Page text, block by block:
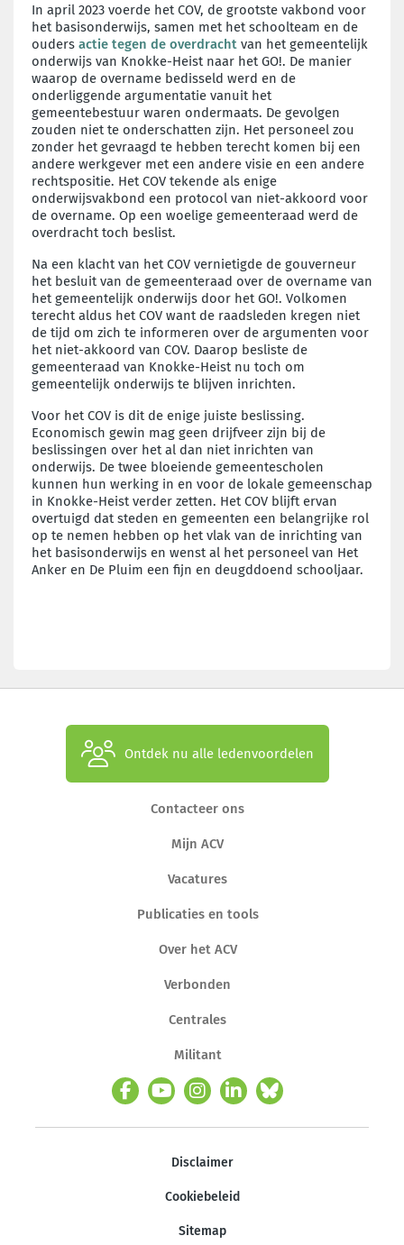
In april 2023 voerde het COV, de grootste vakbond voor
het basisonderwijs, samen met het schoolteam en de
ouders actie tegen de overdracht van het gemeentelijk
onderwijs van Knokke-Heist naar het GO!. De manier
waarop de overname bedisseld werd en de
onderliggende argumentatie vanuit het
gemeentebestuur waren ondermaats. De gevolgen
zouden niet te onderschatten zijn. Het personeel zou
zonder het gevraagd te hebben terecht komen bij een
andere werkgever met een andere visie en een andere
rechtspositie. Het COV tekende als enige
onderwijsvakbond een protocol van niet-akkoord voor
de overname. Op een woelige gemeenteraad werd de
overdracht toch beslist.
Na een klacht van het COV vernietigde de gouverneur
het besluit van de gemeenteraad over de overname van
het gemeentelijk onderwijs door het GO!. Volkomen
terecht aldus het COV want de raadsleden kregen niet
de tijd om zich te informeren over de argumenten voor
het niet-akkoord van COV. Daarop besliste de
gemeenteraad van Knokke-Heist nu toch om
gemeentelijk onderwijs te blijven inrichten.
Voor het COV is dit de enige juiste beslissing.
Economisch gewin mag geen drijfveer zijn bij de
beslissingen over het al dan niet inrichten van
onderwijs. De twee bloeiende gemeentescholen
kunnen hun werking in en voor de lokale gemeenschap
in Knokke-Heist verder zetten. Het COV blijft ervan
overtuigd dat steden en gemeenten een belangrijke rol
op te nemen hebben op het vlak van de inrichting van
het basisonderwijs en wenst al het personeel van Het
Anker en De Pluim een fijn en deugddoend schooljaar.
Ontdek nu alle ledenvoordelen
Contacteer ons
Mijn ACV
Vacatures
Publicaties en tools
Over het ACV
Verbonden
Centrales
Militant
Disclaimer
Cookiebeleid
Sitemap